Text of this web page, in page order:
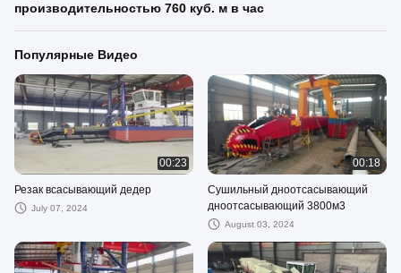
производительностью 760 куб. м в час
Популярные Видео
00:23
Резак всасывающий дедер
July 07, 2024
00:18
Сушильный дноотсасывающий
дноотсасывающий 3800м3
August 03, 2024